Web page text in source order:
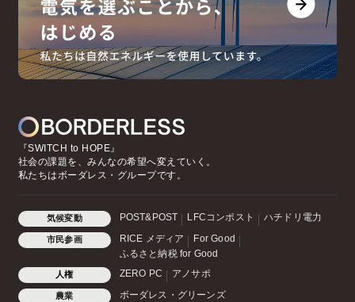
『SWITCH to HOPE』
社会の課題を、みんなの希望へ変えていく。
私たちはボーダレス・グループです。
気候変動 POST&POST LFCコンポスト ハチドリ電力
市民参画 RICE メディア
For Good
ふるさと納税 for Good
人権 ZERO PC アノサポ
農業 ボーダレス・グリーンズ